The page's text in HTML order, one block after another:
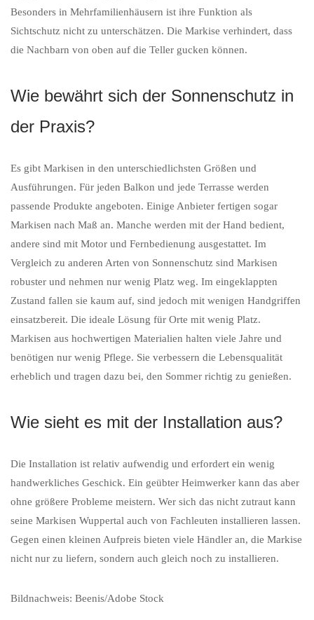
Besonders in Mehrfamilienhäusern ist ihre Funktion als
Sichtschutz nicht zu unterschätzen. Die Markise verhindert, dass
die Nachbarn von oben auf die Teller gucken können.
Wie bewährt sich der Sonnenschutz in
der Praxis?
Es gibt Markisen in den unterschiedlichsten Größen und
Ausführungen. Für jeden Balkon und jede Terrasse werden
passende Produkte angeboten. Einige Anbieter fertigen sogar
Markisen nach Maß an. Manche werden mit der Hand bedient,
andere sind mit Motor und Fernbedienung ausgestattet. Im
Vergleich zu anderen Arten von Sonnenschutz sind Markisen
robuster und nehmen nur wenig Platz weg. Im eingeklappten
Zustand fallen sie kaum auf, sind jedoch mit wenigen Handgriffen
einsatzbereit. Die ideale Lösung für Orte mit wenig Platz.
Markisen aus hochwertigen Materialien halten viele Jahre und
benötigen nur wenig Pflege. Sie verbessern die Lebensqualität
erheblich und tragen dazu bei, den Sommer richtig zu genießen.
Wie sieht es mit der Installation aus?
Die Installation ist relativ aufwendig und erfordert ein wenig
handwerkliches Geschick. Ein geübter Heimwerker kann das aber
ohne größere Probleme meistern. Wer sich das nicht zutraut kann
seine Markisen Wuppertal auch von Fachleuten installieren lassen.
Gegen einen kleinen Aufpreis bieten viele Händler an, die Markise
nicht nur zu liefern, sondern auch gleich noch zu installieren.
Bildnachweis: Beenis/Adobe Stock